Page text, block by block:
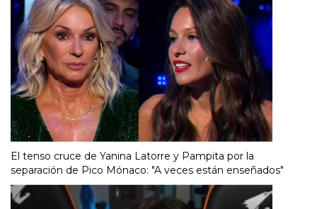
El tenso cruce de Yanina Latorre y Pampita por la
separación de Pico Mónaco: "A veces están enseñados"